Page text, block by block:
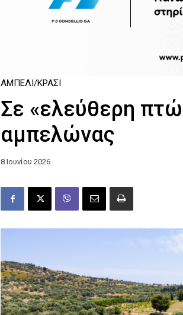
ΑΜΠΈΛΙ/ΚΡΑΣΊ
Σε «ελεύθερη
αμπελώνας
8 Ιουνίου 2026